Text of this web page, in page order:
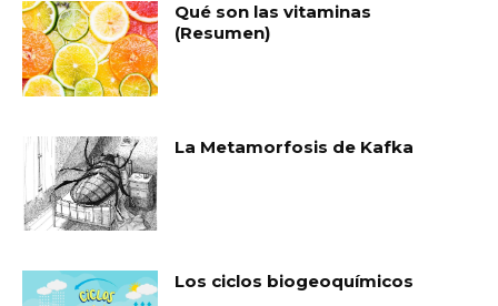
Qué son las vitaminas
(Resumen)
La Metamorfosis de Kafka
Los ciclos biogeoquímicos